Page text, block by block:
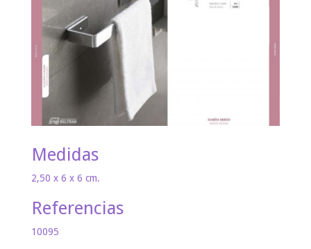
Medidas
2,50 x 6 x 6 cm.
Referencias
10095